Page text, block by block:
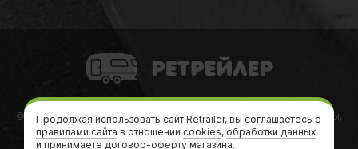
Retrailer
© 2010-2026Retrailer Ретрейлер — Автодома, кемперы, трейлеры,
дачи на колесах
Продолжая использовать сайт Retrailer, вы соглашаетесь с
правилами сайта в отношении cookies, обработки данных
и принимаете договор-оферту магазина.